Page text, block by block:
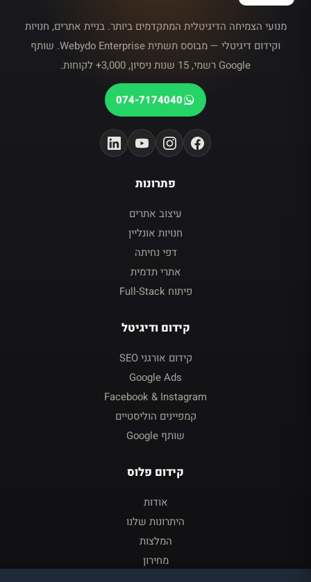
מנועי הצמיחה הדיגיטלית המתקדמים ביותר. בניית אתרים, חנויות
וקידום דיגיטלי — מבוסס תשתית Webydo Enterprise. שותף
Google רשמי, 15 שנות ניסיון, 3,000+ לקוחות.
074-7174040
פתרונות
עיצוב אתרים
חנויות אונליין
דפי נחיתה
אתרי תדמית
פיתוח Full-Stack
קידום ודיגיטל
קידום אורגני SEO
Google Ads
Facebook & Instagram
קמפיינים הוליסטיים
שותף Google
קידום פלוס
אודות
היתרונות שלנו
המלצות
מחירון